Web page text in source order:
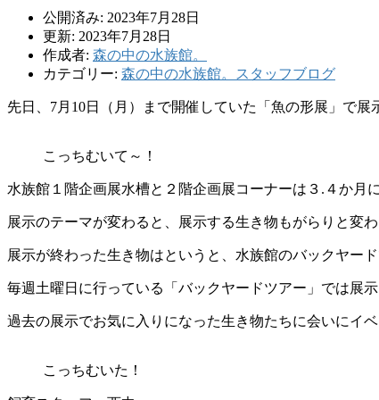
公開済み: 2023年7月28日
更新: 2023年7月28日
作成者: 森の中の水族館。
カテゴリー: 森の中の水族館。スタッフブログ
先日、7月10日（月）まで開催していた「魚の形展」で展
こっちむいて～！
水族館１階企画展水槽と２階企画展コーナーは３.４か月
展示のテーマが変わると、 展示する生き物もがらりと変わ
展示が終わった生き物はと いうと、水族館のバックヤー
毎週土曜日に行っている「バックヤードツアー」では展示
過去の展示でお気に入りになった生き物たちに会いにイ
こっちむいた！